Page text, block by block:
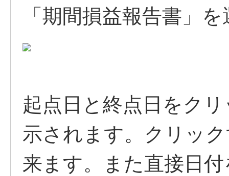
「期間損益報告書」
起点日と終点日をク
示されます。クリッ
来ます。また直接日